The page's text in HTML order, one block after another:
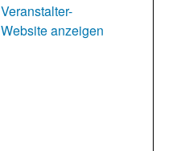
Veranstalter-
Website anzeigen